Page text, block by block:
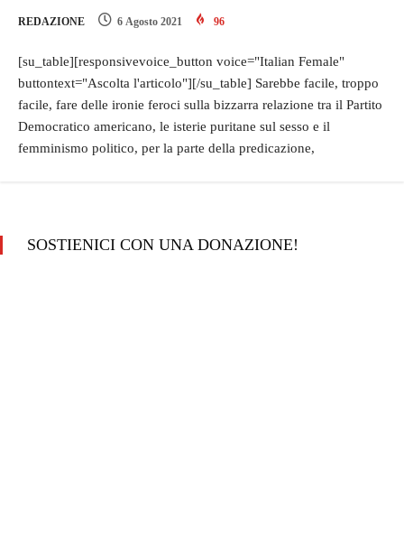
REDAZIONE 6 Agosto 2021 96
[su_table][responsivevoice_button voice="Italian Female"
buttontext="Ascolta l'articolo"][/su_table] Sarebbe facile, troppo
facile, fare delle ironie feroci sulla bizzarra relazione tra il Partito
Democratico americano, le isterie puritane sul sesso e il
femminismo politico, per la parte della predicazione,
SOSTIENICI CON UNA DONAZIONE!